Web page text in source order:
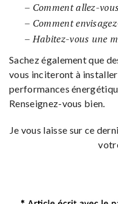
– Comment allez-
– Comment
– Habitez-vous une
Sachez également que
vous inciteront à
performances
Renseignez-vous bien.
Je vous laisse sur ce